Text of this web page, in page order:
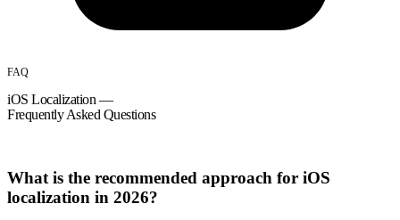
FAQ
iOS Localization —
Frequently Asked Questions
What is the recommended approach for iOS
localization in 2026?